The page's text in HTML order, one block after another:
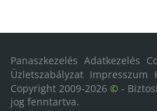
Panaszkezelés Adatkezelés
Üzletszabályzat Impresszum
Copyright 2009-2026 © -
jog fenntartva.